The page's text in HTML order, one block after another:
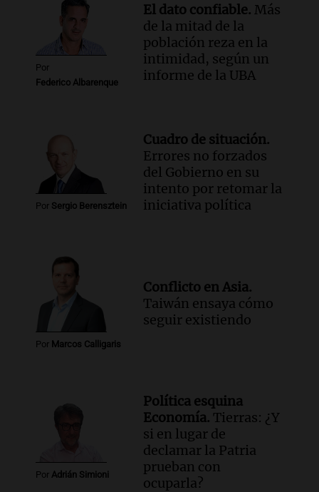
Por
Federico Albarenque
El dato confiable. Más
de la mitad de la
población reza en la
intimidad, según un
informe de la UBA
Por Sergio Berensztein
Cuadro de situación.
Errores no forzados
del Gobierno en su
intento por retomar la
iniciativa política
Por Marcos Calligaris
Conflicto en Asia.
Taiwán ensaya cómo
seguir existiendo
Por Adrián Simioni
Política esquina
Economía. Tierras: ¿Y
si en lugar de
declamar la Patria
prueban con
ocuparla?